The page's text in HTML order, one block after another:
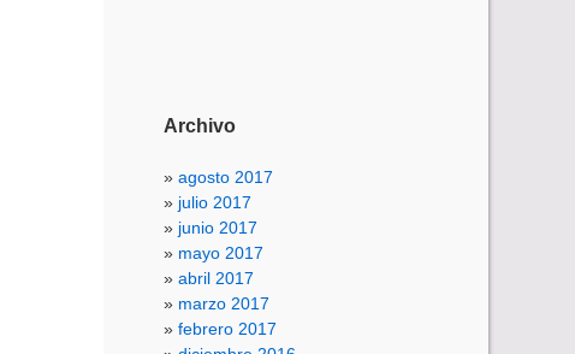
Archivo
agosto 2017
julio 2017
junio 2017
mayo 2017
abril 2017
marzo 2017
febrero 2017